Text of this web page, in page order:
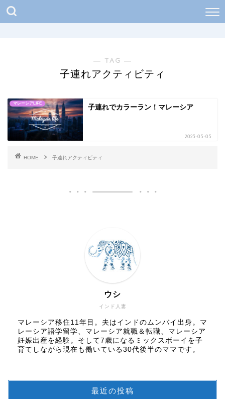
― TAG ―
子連れアクティビティ
マレーシアLIFE 子連れでカラーラン！マレーシア
2023-05-05
HOME 子連れアクティビティ
インド人妻
ウシ
マレーシア移住11年目。夫はインドのムンバイ出身。マ
レーシア語学留学、マレーシア就職＆転職、マレーシア
妊娠出産を経験。そして7歳になるミックスボーイを子
育てしながら現在も働いている30代後半のママです。
最近の投稿